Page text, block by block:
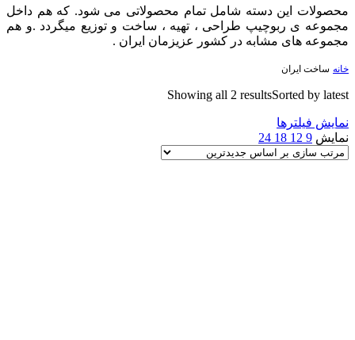
محصولات این دسته شامل تمام محصولاتی می شود. که هم داخل
مجموعه ی ربوچیپ طراحی ، تهیه ، ساخت و توزیع میگردد .و هم
مجموعه های مشابه در کشور عزیزمان ایران .
خانه ساخت ایران
Showing all 2 resultsSorted by latest
نمایش فیلترها
نمایش 9
12
18
24